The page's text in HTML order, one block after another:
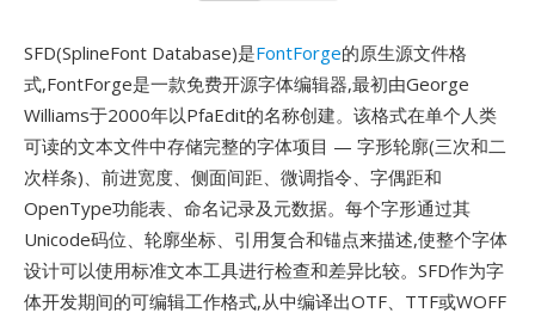
SFD(SplineFont Database)是FontForge的原生源文件格
式,FontForge是一款免费开源字体编辑器,最初由George
Williams于2000年以PfaEdit的名称创建。该格式在单个人类
可读的文本文件中存储完整的字体项目 — 字形轮廓(三次和二
次样条)、前进宽度、侧面间距、微调指令、字偶距和
OpenType功能表、命名记录及元数据。每个字形通过其
Unicode码位、轮廓坐标、引用复合和锚点来描述,使整个字体
设计可以使用标准文本工具进行检查和差异比较。SFD作为字
体开发期间的可编辑工作格式,从中编译出OTF、TTF或WOFF